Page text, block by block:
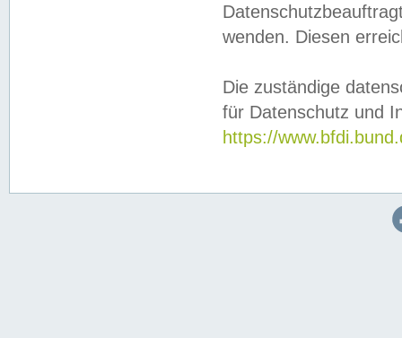
wenden. Diesen
Die zuständige
für Datenschutz und
https://